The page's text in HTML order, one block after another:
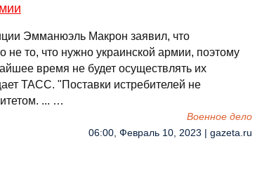
Эмманюэль Макрон заявил, что
не то, что нужно украинской армии, поэтому
время не будет осуществлять их
ТАСС. "Поставки истребителей не
... …
Военное дело
06:00, Февраль 10, 2023 | gazeta.ru